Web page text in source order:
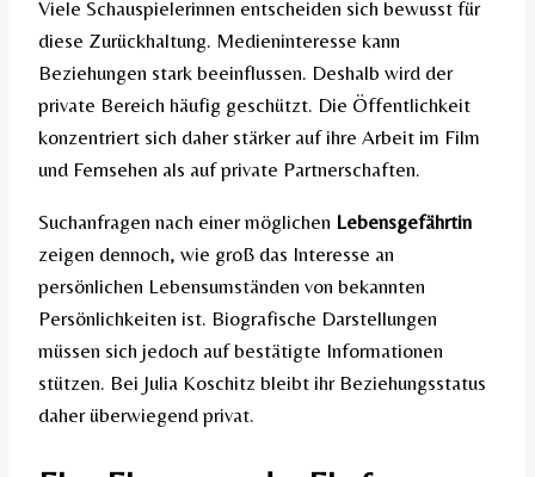
Viele Schauspielerinnen entscheiden sich bewusst für
diese Zurückhaltung. Medieninteresse kann
Beziehungen stark beeinflussen. Deshalb wird der
private Bereich häufig geschützt. Die Öffentlichkeit
konzentriert sich daher stärker auf ihre Arbeit im Film
und Fernsehen als auf private Partnerschaften.
Suchanfragen nach einer möglichen Lebensgefährtin
zeigen dennoch, wie groß das Interesse an
persönlichen Lebensumständen von bekannten
Persönlichkeiten ist. Biografische Darstellungen
müssen sich jedoch auf bestätigte Informationen
stützen. Bei Julia Koschitz bleibt ihr Beziehungsstatus
daher überwiegend privat.